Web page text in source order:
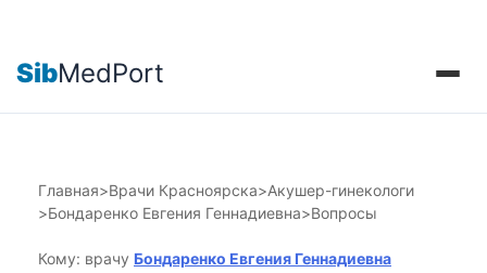
SibMedPort
Главная>Врачи Красноярска>Акушер-гинекологи
>Бондаренко Евгения Геннадиевна>Вопросы
Кому: врачу Бондаренко Евгения Геннадиевна